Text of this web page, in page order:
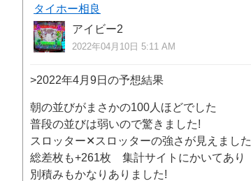
タイホー相良
アイビー2
2022年04月10日 5:11 AM
>2022年4月9日の予想結果
朝の並びがまさかの100人ほどでした
普段の並びは弱いので驚きました!
スロッター✕スロッターの強さが見えました
総差枚も+261枚 集計サイトにかいてあり
別積みもかなりありました!